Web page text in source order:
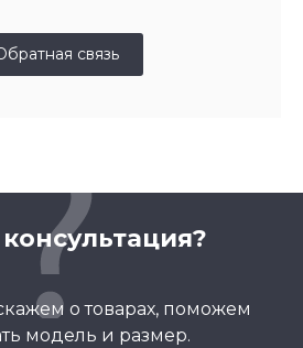
связь
о товарах, поможем
модель и размер.